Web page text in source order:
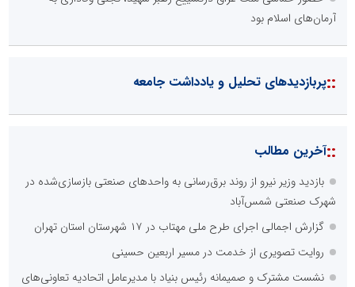
آرمان‌های اسلام بود
::پربازدیدهای تحلیل و یادداشت جامعه
::آخرین مطالب
بازدید وزیر نیرو از روند برق‌رسانی به واحدهای صنعتی بازسازی‌شده در
شهرک صنعتی شمس‌آباد
گزارش اجمالی اجرای طرح ملی مهتاب در ۱۷ شهرستان استان تهران
روایت تصویری از خدمت در مسیر اربعین حسینی
نشست مشترک و صمیمانه رئیس بنیاد با مدیرعامل اتحادیه تعاونی‌های